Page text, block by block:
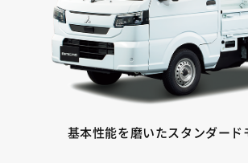
基本性能を磨いたスタンダード